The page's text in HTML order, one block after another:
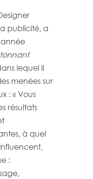
publicité, a
lequel il
menées sur
: « Vous
résultats
à quel
: